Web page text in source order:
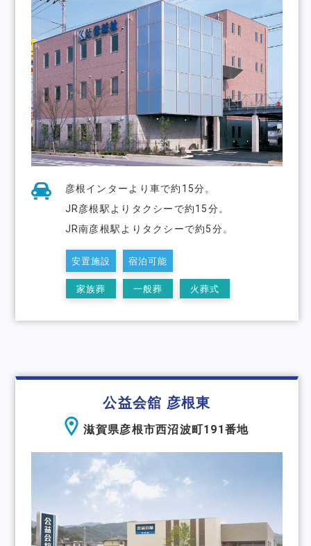
彦根インターより⾞で約15分。
JR彦根駅よりタクシーで約15分。
JR南彦根駅よりタクシーで約5分。
安置施設 宿泊可能
家族葬 一般葬 火葬式
公益会舘 彦根東
滋賀県彦根市西沼波町191番地